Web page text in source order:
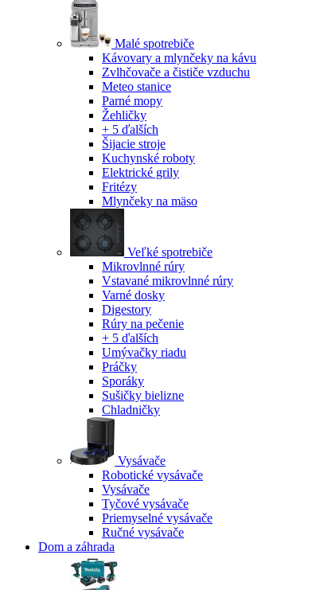
Malé spotrebiče
Kávovary a mlynčeky na kávu
Zvlhčovače a čističe vzduchu
Meteo stanice
Parné mopy
Žehličky
+ 5 ďalších
Šijacie stroje
Kuchynské roboty
Elektrické grily
Fritézy
Mlynčeky na mäso
Veľké spotrebiče
Mikrovlnné rúry
Vstavané mikrovlnné rúry
Varné dosky
Digestory
Rúry na pečenie
+ 5 ďalších
Umývačky riadu
Práčky
Sporáky
Sušičky bielizne
Chladničky
Vysávače
Robotické vysávače
Vysávače
Tyčové vysávače
Priemyselné vysávače
Ručné vysávače
Dom a záhrada